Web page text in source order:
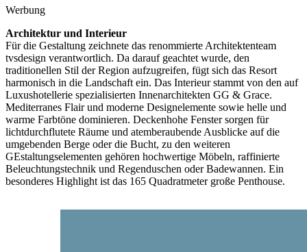
Werbung
Architektur und Interieur
Für die Gestaltung zeichnete das renommierte Architektenteam
tvsdesign verantwortlich. Da darauf geachtet wurde, den
traditionellen Stil der Region aufzugreifen, fügt sich das Resort
harmonisch in die Landschaft ein. Das Interieur stammt von den auf
Luxushotellerie spezialisierten Innenarchitekten GG & Grace.
Mediterranes Flair und moderne Designelemente sowie helle und
warme Farbtöne dominieren. Deckenhohe Fenster sorgen für
lichtdurchflutete Räume und atemberaubende Ausblicke auf die
umgebenden Berge oder die Bucht, zu den weiteren
GEstaltungselementen gehören hochwertige Möbeln, raffinierte
Beleuchtungstechnik und Regenduschen oder Badewannen. Ein
besonderes Highlight ist das 165 Quadratmeter große Penthouse.